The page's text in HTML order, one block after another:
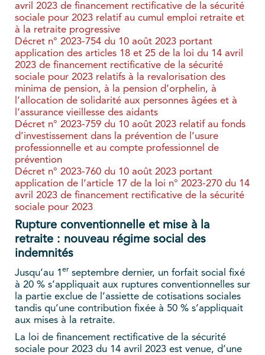
avril 2023 de financement rectificative de la sécurité
sociale pour 2023 relatif au cumul emploi retraite et
à la retraite progressive
Décret n° 2023-754 du 10 août 2023 portant
application des articles 18 et 25 de la loi du 14 avril
2023 de financement rectificative de la sécurité
sociale pour 2023 relatifs à la revalorisation des
minima de pension, à la pension d’orphelin, à
l’allocation de solidarité aux personnes âgées et à
l’assurance vieillesse des aidants
Décret n° 2023-759 du 10 août 2023 relatif au fonds
d’investissement dans la prévention de l’usure
professionnelle et au compte professionnel de
prévention
Décret n° 2023-760 du 10 août 2023 portant
application de l’article 17 de la loi n° 2023-270 du 14
avril 2023 de financement rectificative de la sécurité
sociale pour 2023
Rupture conventionnelle et mise à la
retraite : nouveau régime social des
indemnités
Jusqu’au 1 er septembre dernier, un forfait social fixé
à 20 % s’appliquait aux ruptures conventionnelles sur
la partie exclue de l’assiette de cotisations sociales
tandis qu’une contribution fixée à 50 % s’appliquait
aux mises à la retraite.
La loi de financement rectificative de la sécurité
sociale pour 2023 du 14 avril 2023 est venue, d’une